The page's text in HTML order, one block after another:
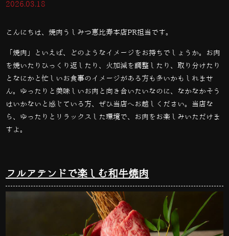
2026.03.18
こんにちは、焼肉うしみつ恵比寿本店PR担当です。
「焼肉」といえば、どのようなイメージをお持ちでしょうか。お肉
を焼いたりひっくり返したり、火加減を調整したり、取り分けたり
となにかと忙しいお食事のイメージがある方も多いかもしれませ
ん。ゆったりと美味しいお肉と向き合いたいなのに、なかなかそう
はいかないと感じている方、ぜひ当店へお越しください。当店な
ら、ゆったりとリラックスした環境で、お肉をお楽しみいただけま
すよ。
フルアテンドで楽しむ和牛焼肉